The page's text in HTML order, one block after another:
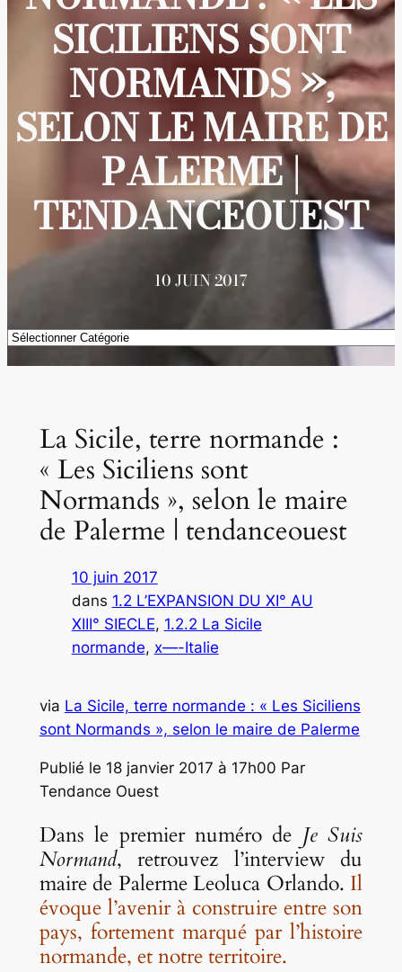
SICILIENS SONT
NORMANDS »,
SELON LE MAIRE DE
PALERME |
TENDANCEOUEST
10 JUIN 2017
Catégories
La Sicile, terre normande :
« Les Siciliens sont
Normands », selon le maire
de Palerme | tendanceouest
10 juin 2017
dans 1.2 L’EXPANSION DU XI° AU
XIII° SIECLE, 1.2.2 La Sicile
normande, x—-Italie
via La Sicile, terre normande : « Les Siciliens
sont Normands », selon le maire de Palerme
Publié le 18 janvier 2017 à 17h00 Par
Tendance Ouest
Dans le premier numéro de Je Suis
Normand, retrouvez l’interview du
maire de Palerme Leoluca Orlando. Il
évoque l’avenir à construire entre son
pays, fortement marqué par l’histoire
normande, et notre territoire.